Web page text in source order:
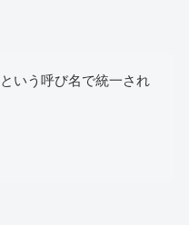
いう呼び名で統一され